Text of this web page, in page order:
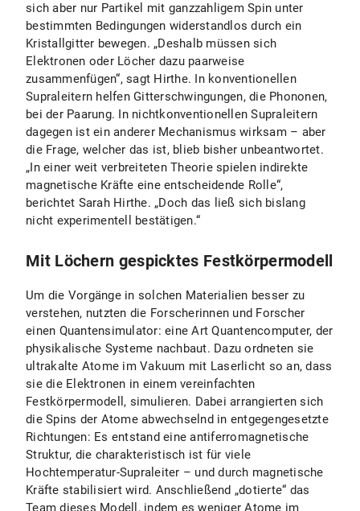
sich aber nur Partikel mit ganzzahligem Spin unter
bestimmten Bedingungen widerstandlos durch ein
Kristallgitter bewegen. „Deshalb müssen sich
Elektronen oder Löcher dazu paarweise
zusammenfügen“, sagt Hirthe. In konventionellen
Supraleitern helfen Gitterschwingungen, die Phononen,
bei der Paarung. In nichtkonventionellen Supraleitern
dagegen ist ein anderer Mechanismus wirksam – aber
die Frage, welcher das ist, blieb bisher unbeantwortet.
„In einer weit verbreiteten Theorie spielen indirekte
magnetische Kräfte eine entscheidende Rolle“,
berichtet Sarah Hirthe. „Doch das ließ sich bislang
nicht experimentell bestätigen.“
Mit Löchern gespicktes Festkörpermodell
Um die Vorgänge in solchen Materialien besser zu
verstehen, nutzten die Forscherinnen und Forscher
einen Quantensimulator: eine Art Quantencomputer, der
physikalische Systeme nachbaut. Dazu ordneten sie
ultrakalte Atome im Vakuum mit Laserlicht so an, dass
sie die Elektronen in einem vereinfachten
Festkörpermodell, simulieren. Dabei arrangierten sich
die Spins der Atome abwechselnd in entgegengesetzte
Richtungen: Es entstand eine antiferromagnetische
Struktur, die charakteristisch ist für viele
Hochtemperatur-Supraleiter – und durch magnetische
Kräfte stabilisiert wird. Anschließend „dotierte“ das
Team dieses Modell, indem es weniger Atome im